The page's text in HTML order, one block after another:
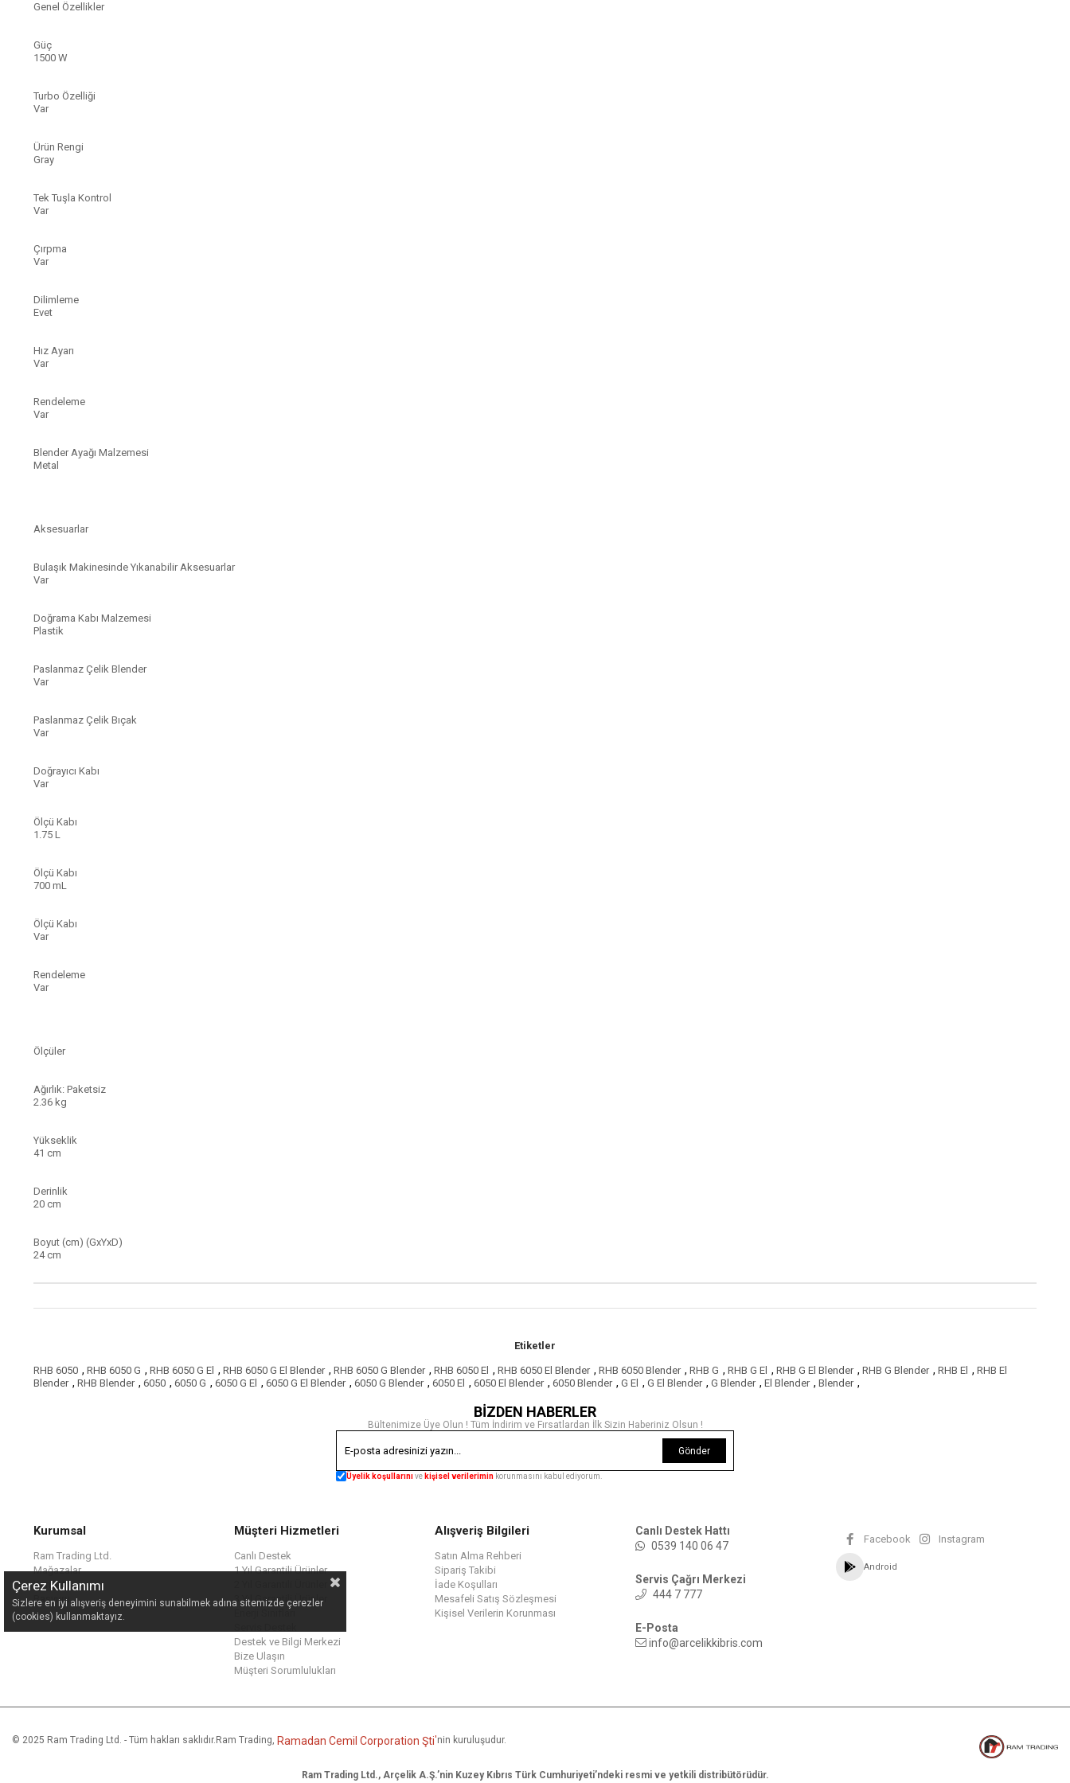
Genel Özellikler
Güç
1500 W
Turbo Özelliği
Var
Ürün Rengi
Gray
Tek Tuşla Kontrol
Var
Çırpma
Var
Dilimleme
Evet
Hız Ayarı
Var
Rendeleme
Var
Blender Ayağı Malzemesi
Metal
Aksesuarlar
Bulaşık Makinesinde Yıkanabilir Aksesuarlar
Var
Doğrama Kabı Malzemesi
Plastik
Paslanmaz Çelik Blender
Var
Paslanmaz Çelik Bıçak
Var
Doğrayıcı Kabı
Var
Ölçü Kabı
1.75 L
Ölçü Kabı
700 mL
Ölçü Kabı
Var
Rendeleme
Var
Ölçüler
Ağırlık: Paketsiz
2.36 kg
Yükseklik
41 cm
Derinlik
20 cm
Boyut (cm) (GxYxD)
24 cm
Etiketler
RHB 6050 , RHB 6050 G , RHB 6050 G El , RHB 6050 G El Blender , RHB 6050 G Blender , RHB 6050 El , RHB 6050 El Blender , RHB 6050 Blender , RHB G , RHB G El , RHB G El Blender , RHB G Blender , RHB El , RHB El
Blender , RHB Blender , 6050 , 6050 G , 6050 G El , 6050 G El Blender , 6050 G Blender , 6050 El , 6050 El Blender , 6050 Blender , G El , G El Blender , G Blender , El Blender , Blender ,
BİZDEN HABERLER
Bültenimize Üye Olun ! Tüm İndirim ve Fırsatlardan İlk Sizin Haberiniz Olsun !
Gönder
Üyelik koşullarınıve kişisel verilerimin korunmasını kabul ediyorum.
Kurumsal
Ram Trading Ltd.
Mağazalar
Kariyer
Başvuru
Müşteri Hizmetleri
Canlı Destek
1 Yıl Garantili Ürünler
3 Yıl Garantili Ürünler
Destek ve Bilgi Merkezi
Bize Ulaşın
Müşteri Sorumlulukları
Alışveriş Bilgileri
Satın Alma Rehberi
Sipariş Takibi
İade Koşulları
Mesafeli Satış Sözleşmesi
Kişisel Verilerin Korunması
Canlı Destek Hattı
0539 140 06 47
Servis Çağrı Merkezi
444 7 777
E-Posta
info@arcelikkibris.com
Facebook Instagram
Android
© 2025 Ram Trading Ltd. - Tüm hakları saklıdır. Ram Trading, Ramadan Cemil Corporation Şti'nin kuruluşudur.
Ram Trading Ltd., Arçelik A.Ş.’nin Kuzey Kıbrıs Türk Cumhuriyeti’ndeki resmi ve yetkili distribütörüdür.
Çerez Kullanımı
Sizlere en iyi alışveriş deneyimini sunabilmek adına sitemizde çerezler
(cookies) kullanmaktayız.